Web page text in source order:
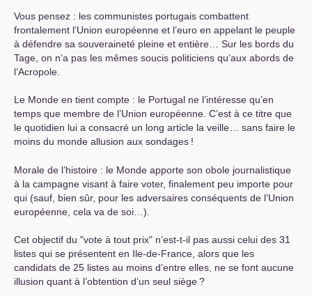
Vous pensez : les communistes portugais combattent
frontalement l’Union européenne et l’euro en appelant le peuple
à défendre sa souveraineté pleine et entière… Sur les bords du
Tage, on n’a pas les mêmes soucis politiciens qu’aux abords de
l’Acropole.
Le Monde en tient compte : le Portugal ne l’intéresse qu’en
temps que membre de l’Union européenne. C’est à ce titre que
le quotidien lui a consacré un long article la veille… sans faire le
moins du monde allusion aux sondages !
Morale de l’histoire : le Monde apporte son obole journalistique
à la campagne visant à faire voter, finalement peu importe pour
qui (sauf, bien sûr, pour les adversaires conséquents de l’Union
européenne, cela va de soi…).
Cet objectif du "vote à tout prix" n’est-t-il pas aussi celui des 31
listes qui se présentent en Ile-de-France, alors que les
candidats de 25 listes au moins d’entre elles, ne se font aucune
illusion quant à l’obtention d’un seul siège?